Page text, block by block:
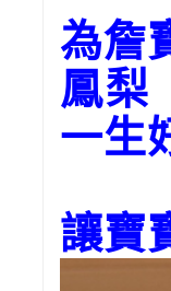
為詹
鳳梨
一生
讓寶